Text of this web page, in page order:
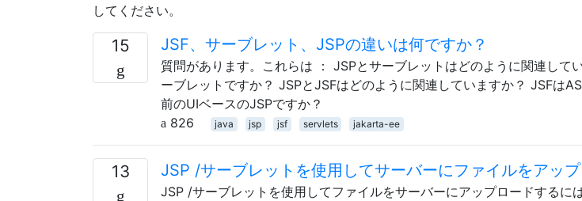
してください。
15 JSF、サーブレット、JSPの違いは何ですか？
質問があります。これらは ： JSPとサーブレットはどのように関連して
ーブレットですか？ JSPとJSFはどのように関連していますか？ JSFは
前のUIベースのJSPですか？
826
java jsp jsf servlets jakarta-ee
13 JSP /サーブレットを使用してサーバーにファイルをアッ
JSP /サーブレットを使用してファイルをサーバーにアップロードするに